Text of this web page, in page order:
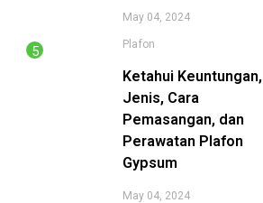
May 04, 2024
Plafon
Ketahui Keuntungan,
Jenis, Cara
Pemasangan, dan
Perawatan Plafon
Gypsum
May 04, 2024